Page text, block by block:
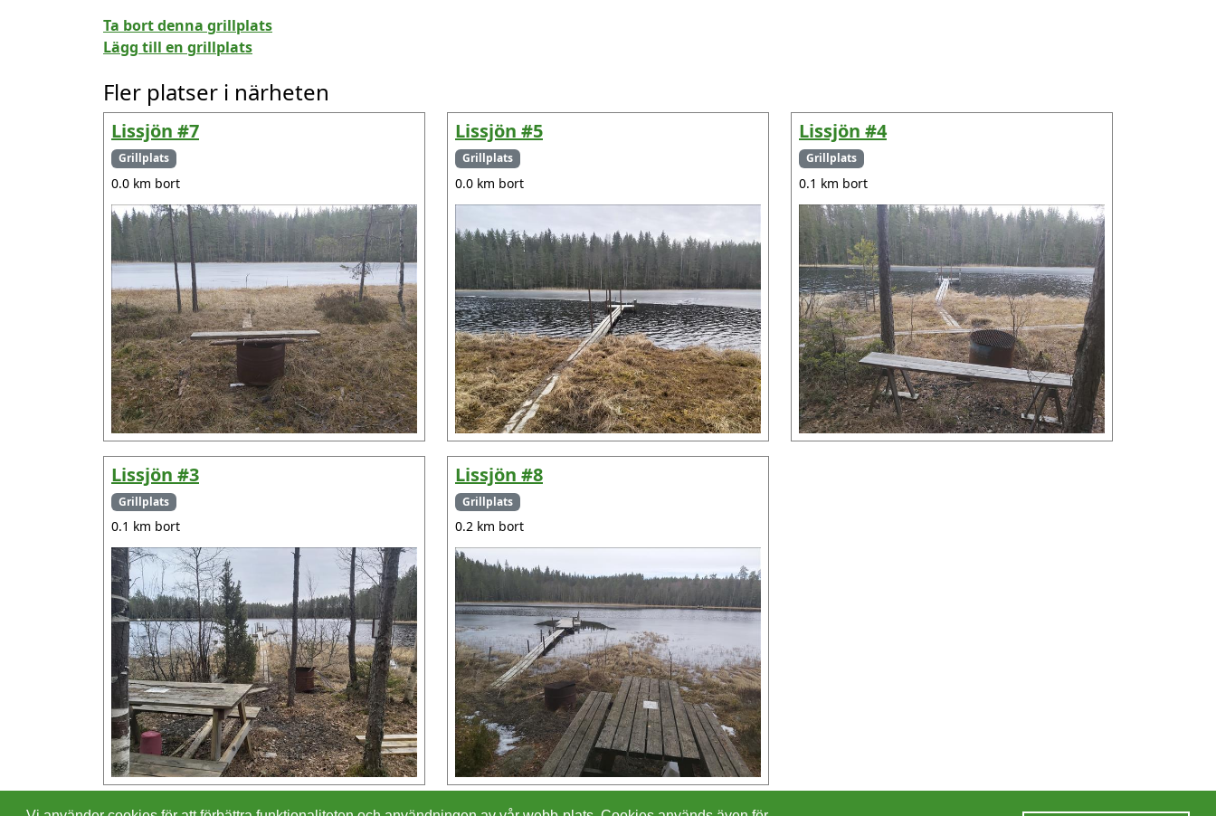
Ta bort denna grillplats
Lägg till en grillplats
Fler platser i närheten
Lissjön #7
Grillplats
0.0 km bort
Lissjön #5
Grillplats
0.0 km bort
Lissjön #4
Grillplats
0.1 km bort
Lissjön #3
Grillplats
0.1 km bort
Lissjön #8
Grillplats
0.2 km bort